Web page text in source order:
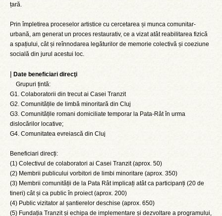
țară.
Prin împletirea proceselor artistice cu cercetarea și munca comunitar-
urbană, am generat un proces restaurativ, ce a vizat atât reabilitarea fizică
a spațiului, cât și reînnodarea legăturilor de memorie colectivă și coeziune
socială din jurul acestui loc.
| Date beneficiari direcţi
Grupuri țintă:
G1. Colaboratorii din trecut ai Casei Tranzit
G2. Comunitățile de limbă minoritară din Cluj
G3. Comunitățile romani domiciliate temporar la Pata-Rât în urma
dislocărilor locative;
G4. Comunitatea evreiască din Cluj
Beneficiari direcți:
(1) Colectivul de colaboratori ai Casei Tranzit (aprox. 50)
(2) Membrii publicului vorbitori de limbi minoritare (aprox. 350)
(3) Membrii comunității de la Pata Rât implicați atât ca participanți (20 de
tineri) cât și ca public în proiect (aprox. 200)
(4) Public vizitator al șantierelor deschise (aprox. 650)
(5) Fundația Tranzit și echipa de implementare și dezvoltare a programului,